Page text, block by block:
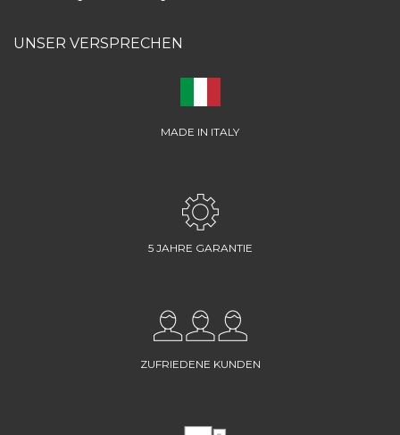
UNSER VERSPRECHEN
MADE IN ITALY
5 JAHRE GARANTIE
ZUFRIEDENE KUNDEN